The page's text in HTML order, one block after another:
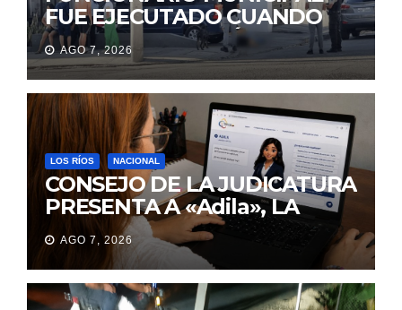
FUE EJECUTADO CUANDO
IBA A UNA REUNIÓN DE
TRABAJO EN MANTA
AGO 7, 2026
LOS RÍOS NACIONAL
CONSEJO DE LA JUDICATURA
PRESENTA A «Adila», LA
ASISTENTE VIRTUAL QUE
ORIENTA A LA CIUDADANÍA
SOBRE TRÁMITES
JUDICIALES
AGO 7, 2026